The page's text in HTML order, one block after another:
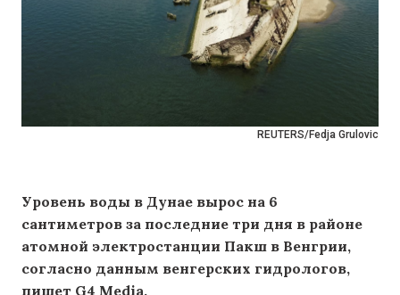
REUTERS/Fedja Grulovic
Уровень воды в Дунае вырос на 6
сантиметров за последние три дня в районе
атомной электростанции Пакш в Венгрии,
согласно данным венгерских гидрологов,
пишет G4 Media.